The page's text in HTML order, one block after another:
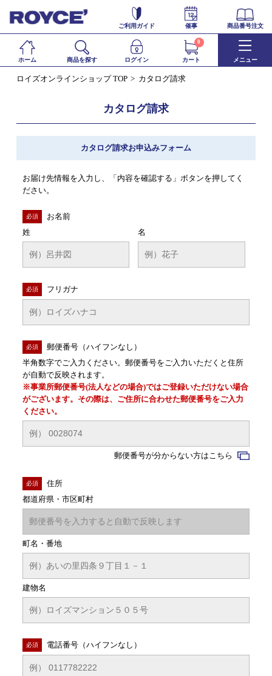
ご利用ガイド 催事 商品番号注文
ホーム 商品を探す ログイン カート
0
メニュー
ロイズオンラインショップ TOP カタログ請求
カタログ請求
カタログ請求お申込みフォーム
お届け先情報を入力し、「内容を確認する」ボタンを押してく
ださい。
必須
お名前
姓
名
必須 フリガナ
必須
郵便番号（ハイフンなし）
半角数字でご入力ください。郵便番号をご入力いただくと住所
が自動で反映されます。
※事業所郵便番号(法人などの場合)ではご登録いただけない場合
がございます。その際は、ご住所に合わせた郵便番号をご入力
ください。
郵便番号が分からない方はこちら
必須
住所
都道府県・市区町村
町名・番地
建物名
必須 電話番号（ハイフンなし）